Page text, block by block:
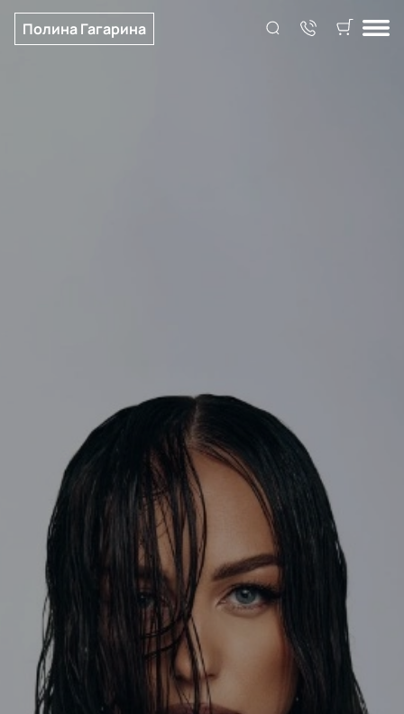
Полина Гагарина